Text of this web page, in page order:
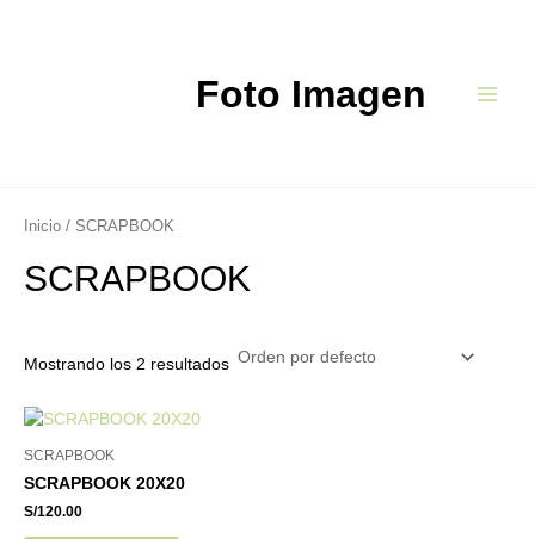
Foto Imagen
Inicio / SCRAPBOOK
SCRAPBOOK
Mostrando los 2 resultados
SCRAPBOOK
SCRAPBOOK 20X20
S/120.00